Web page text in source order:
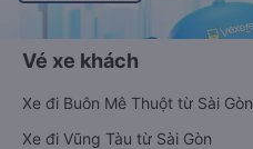
Vé xe khách
Xe đi Buôn Mê Thuột từ Sài Gòn
Xe đi Vũng Tàu từ Sài Gòn